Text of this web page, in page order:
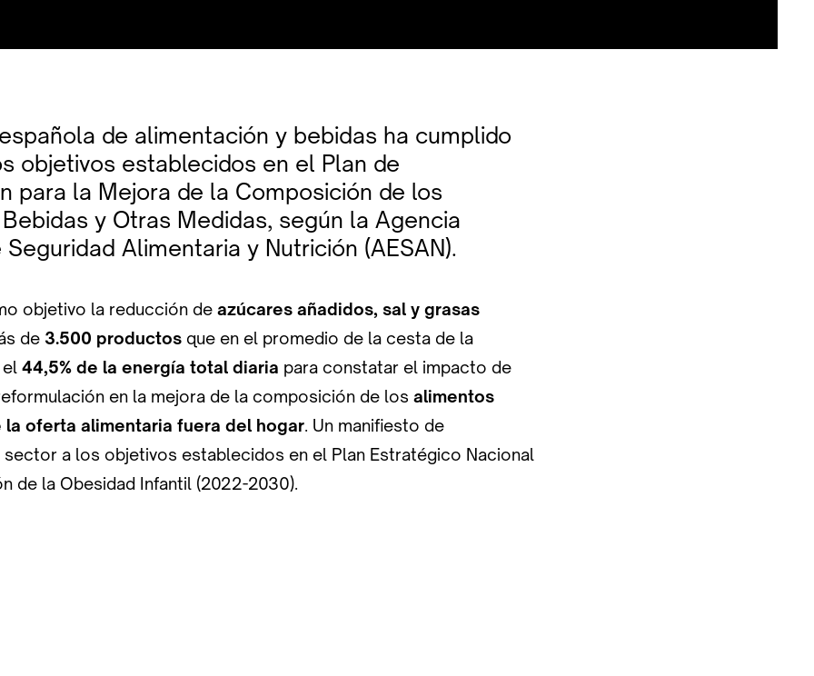
de alimentación y bebidas ha cumplido
objetivos establecidos en el Plan de
para la Mejora de la Composición de los
y Otras Medidas, según la Agencia
Alimentaria y Nutrición (AESAN).
objetivo la reducción de azúcares añadidos, sal y grasas
de 3.500 productos que en el promedio de la cesta de la
44,5% de la energía total diaria para constatar el impacto de
en la mejora de la composición de los alimentos
la oferta alimentaria fuera del hogar. Un manifiesto de
a los objetivos establecidos en el Plan Estratégico Nacional
de la Obesidad Infantil (2022-2030).